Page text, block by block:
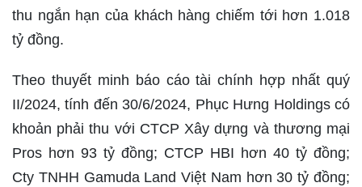
thu ngắn hạn của khách hàng chiếm tới hơn 1.018
tỷ đồng.
Theo thuyết minh báo cáo tài chính hợp nhất quý
II/2024, tính đến 30/6/2024, Phục Hưng Holdings có
khoản phải thu với CTCP Xây dựng và thương mại
Pros hơn 93 tỷ đồng; CTCP HBI hơn 40 tỷ đồng;
Cty TNHH Gamuda Land Việt Nam hơn 30 tỷ đồng;